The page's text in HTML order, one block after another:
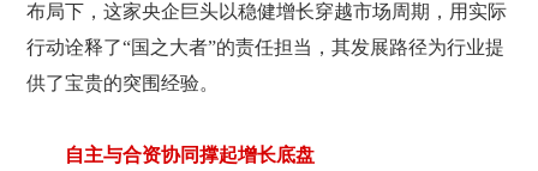
布局下，这家央企巨头以稳健增长穿越市场周期，用实际
行动诠释了“国之大者”的责任担当，其发展路径为行业提
供了宝贵的突围经验。
自主与合资协同撑起增长底盘